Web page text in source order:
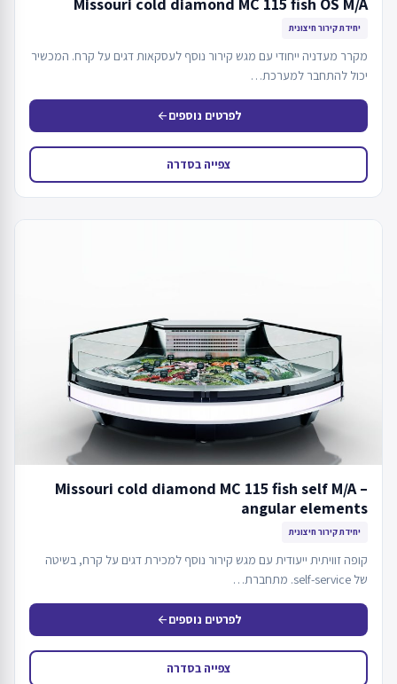
יחידת קירור חיצונית
מקרר מעדניה ייחודי עם מגש קירור נוסף לעסקאות דגים על קרח. המכשיר
יכול להתחבר למערכת…
לפרטים נוספיםarrow_back
צפייה בסדרה
Missouri cold diamond MC 115 fish self M/A –
angular elements
יחידת קירור חיצונית
קופה זוויתית ייעודית עם מגש קירור נוסף למכירת דגים על קרח, בשיטה
של self-service. מתחברת…
לפרטים נוספיםarrow_back
צפייה בסדרה